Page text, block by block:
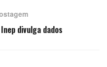
divulga dados